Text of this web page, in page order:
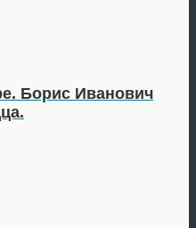
Борис Иванович